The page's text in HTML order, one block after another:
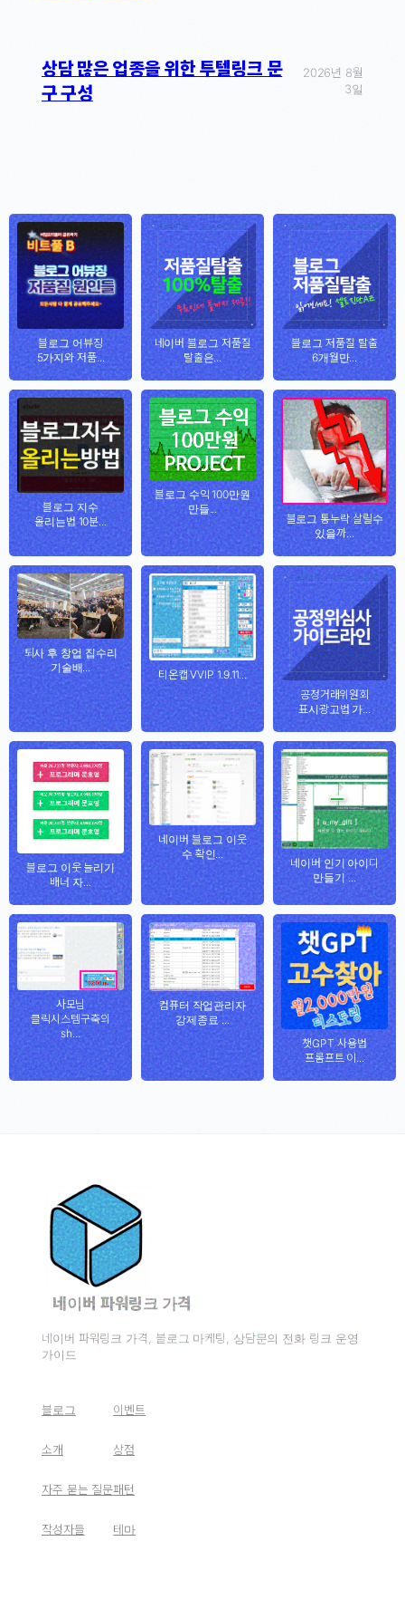
상담 많은 업종을 위한 투텔링크 문
구 구성
2026년 8월
3일
블로그 어뷰징
5가지와 저품...
네이버 블로그 저품질
탈출은...
블로그 저품질 탈출
6개월만...
블로그 지수
올리는법 10분...
블로그 수익 100만원
만들...
블로그 통누락 살릴수
있을까...
퇴사 후 창업 집수리
기술배...
티온캡 VVIP 1.9.11...
공정거래위원회
표시광고법 가...
블로그 이웃 늘리기
배너 자...
네이버 블로그 이웃
수 확인...
네이버 인기 아이디
만들기 ...
사모님
클릭시스템구축의
sh...
컴퓨터 작업관리자
강제종료 ...
챗GPT 사용법
프롬프트 이...
네이버 파워링크 가격
네이버 파워링크 가격, 블로그 마케팅, 상담문의 전화 링크 운영
가이드
블로그
소개
자주 묻는 질문
작성자들
이벤트
상점
패턴
테마